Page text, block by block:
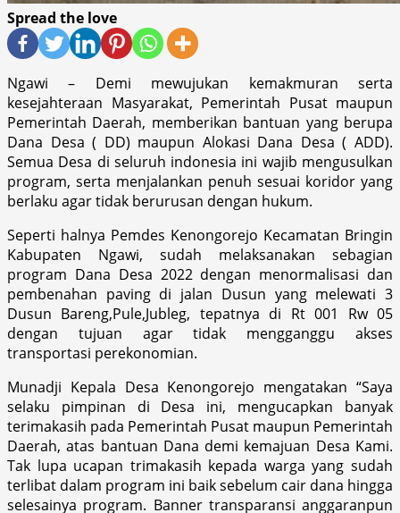
Spread the love
Ngawi – Demi mewujukan kemakmuran serta
kesejahteraan Masyarakat, Pemerintah Pusat maupun
Pemerintah Daerah, memberikan bantuan yang berupa
Dana Desa ( DD) maupun Alokasi Dana Desa ( ADD).
Semua Desa di seluruh indonesia ini wajib mengusulkan
program, serta menjalankan penuh sesuai koridor yang
berlaku agar tidak berurusan dengan hukum.
Seperti halnya Pemdes Kenongorejo Kecamatan Bringin
Kabupaten Ngawi, sudah melaksanakan sebagian
program Dana Desa 2022 dengan menormalisasi dan
pembenahan paving di jalan Dusun yang melewati 3
Dusun Bareng,Pule,Jubleg, tepatnya di Rt 001 Rw 05
dengan tujuan agar tidak mengganggu akses
transportasi perekonomian.
Munadji Kepala Desa Kenongorejo mengatakan “Saya
selaku pimpinan di Desa ini, mengucapkan banyak
terimakasih pada Pemerintah Pusat maupun Pemerintah
Daerah, atas bantuan Dana demi kemajuan Desa Kami.
Tak lupa ucapan trimakasih kepada warga yang sudah
terlibat dalam program ini baik sebelum cair dana hingga
selesainya program. Banner transparansi anggaranpun